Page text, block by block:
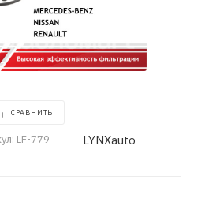
СРАВНИТЬ
LF-779 LYNXauto